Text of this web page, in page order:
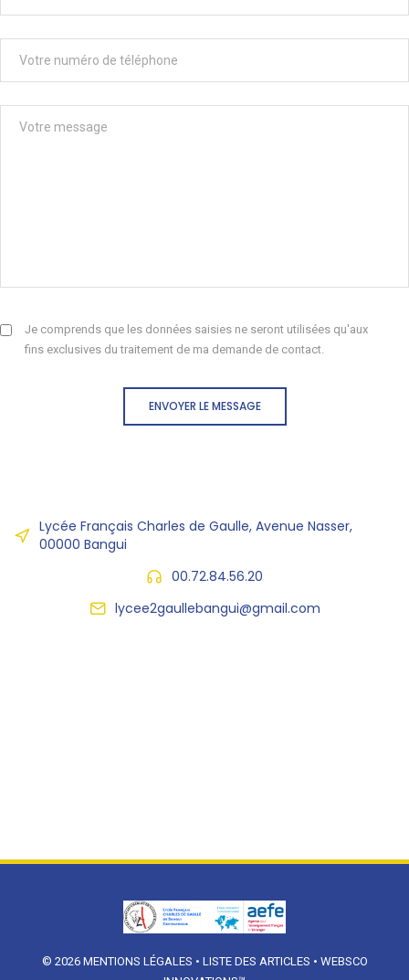
Je comprends que les données saisies ne seront utilisées qu'aux
fins exclusives du traitement de ma demande de contact.
ENVOYER LE MESSAGE
Lycée Français Charles de Gaulle, Avenue Nasser,
00000 Bangui
00.72.84.56.20
lycee2gaullebangui@gmail.com
© 2026 MENTIONS LÉGALES • LISTE DES ARTICLES • WEBSCO